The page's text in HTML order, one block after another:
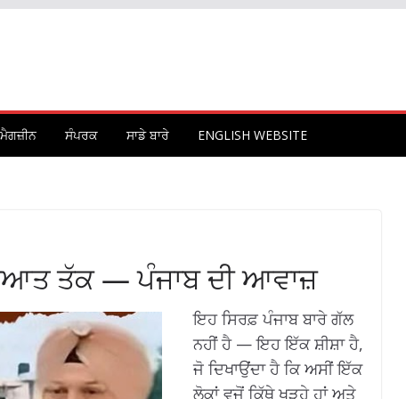
ਮੈਗਜ਼ੀਨ ਸੰਪਰਕ ਸਾਡੇ ਬਾਰੇ ENGLISH WEBSITE
ਤੱਕ — ਪੰਜਾਬ ਦੀ ਆਵਾਜ਼
ਇਹ ਸਿਰਫ਼ ਪੰਜਾਬ ਬਾਰੇ ਗੱਲ
ਨਹੀਂ ਹੈ — ਇਹ ਇੱਕ ਸ਼ੀਸ਼ਾ ਹੈ,
ਜੋ ਦਿਖਾਉਂਦਾ ਹੈ ਕਿ ਅਸੀਂ ਇੱਕ
ਲੋਕਾਂ ਵਜੋਂ ਕਿੱਥੇ ਖੜ੍ਹੇ ਹਾਂ ਅਤੇ